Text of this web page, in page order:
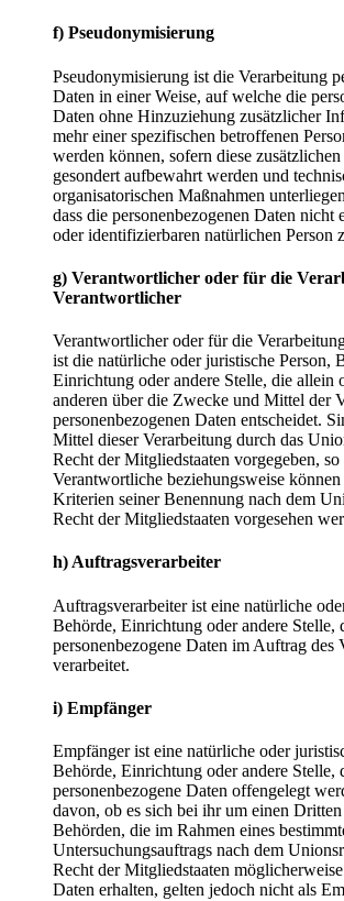
f) Pseudonymisierung
Pseudonymisierung ist die Verarbeitung
Daten in einer Weise, auf welche die
Daten ohne Hinzuziehung zusätzlicher
mehr einer spezifischen betroffenen
werden können, sofern diese
gesondert aufbewahrt werden und
organisatorischen Maßnahmen
dass die personenbezogenen Daten nicht
oder identifizierbaren natürlichen Person
g) Verantwortlicher oder für die
Verantwortlicher
Verantwortlicher oder für die
ist die natürliche oder juristische Person,
Einrichtung oder andere Stelle, die allein
anderen über die Zwecke und Mittel der
personenbezogenen Daten entscheidet.
Mittel dieser Verarbeitung durch das
Recht der Mitgliedstaaten vorgegeben,
Verantwortliche beziehungsweise
Kriterien seiner Benennung nach dem
Recht der Mitgliedstaaten vorgesehen
h) Auftragsverarbeiter
Auftragsverarbeiter ist eine natürliche
Behörde, Einrichtung oder andere Stelle,
personenbezogene Daten im Auftrag des
verarbeitet.
i) Empfänger
Empfänger ist eine natürliche oder
Behörde, Einrichtung oder andere Stelle,
personenbezogene Daten offengelegt
davon, ob es sich bei ihr um einen
Behörden, die im Rahmen eines
Untersuchungsauftrags nach dem
Recht der Mitgliedstaaten
Daten erhalten, gelten jedoch nicht als